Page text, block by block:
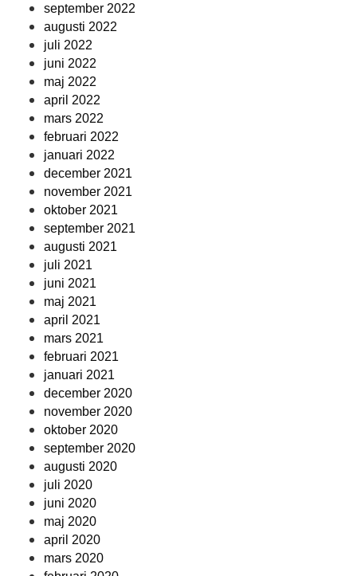
september 2022
augusti 2022
juli 2022
juni 2022
maj 2022
april 2022
mars 2022
februari 2022
januari 2022
december 2021
november 2021
oktober 2021
september 2021
augusti 2021
juli 2021
juni 2021
maj 2021
april 2021
mars 2021
februari 2021
januari 2021
december 2020
november 2020
oktober 2020
september 2020
augusti 2020
juli 2020
juni 2020
maj 2020
april 2020
mars 2020